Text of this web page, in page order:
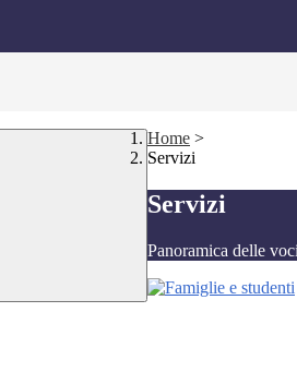
Home >
Servizi
Servizi
Panoramica delle